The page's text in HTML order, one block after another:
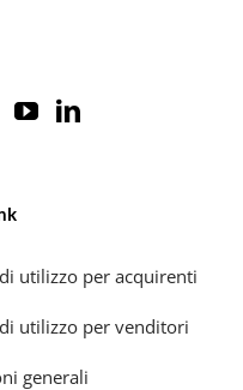
utilizzo per acquirenti
utilizzo per venditori
generali